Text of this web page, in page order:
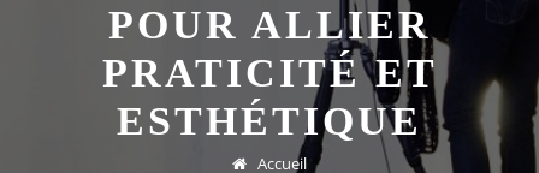
POUR ALLIER
PRATICITÉ ET
ESTHÉTIQUE
Accueil